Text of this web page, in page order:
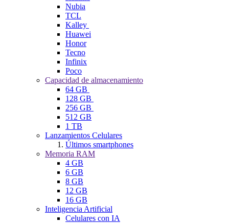
Nubia
TCL
Kalley
Huawei
Honor
Tecno
Infinix
Poco
Capacidad de almacenamiento
64 GB
128 GB
256 GB
512 GB
1 TB
Lanzamientos Celulares
Últimos smartphones
Memoria RAM
4 GB
6 GB
8 GB
12 GB
16 GB
Inteligencia Artificial
Celulares con IA